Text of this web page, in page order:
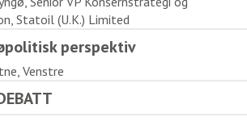
Statoil (U.K.) Limited
perspektiv
Venstre